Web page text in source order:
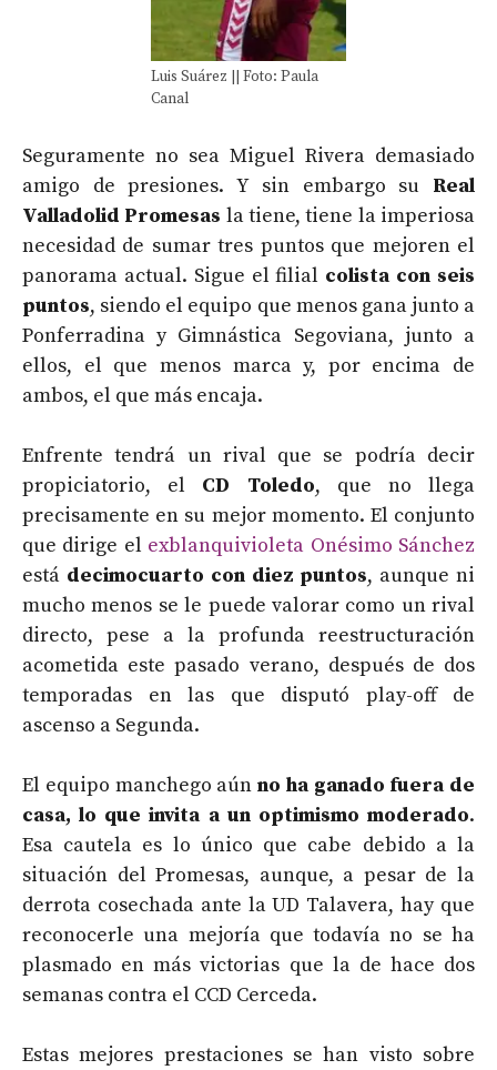
Luis Suárez || Foto: Paula
Canal
Seguramente no sea Miguel Rivera demasiado
amigo de presiones. Y sin embargo su Real
Valladolid Promesas la tiene, tiene la imperiosa
necesidad de sumar tres puntos que mejoren el
panorama actual. Sigue el filial colista con seis
puntos, siendo el equipo que menos gana junto a
Ponferradina y Gimnástica Segoviana, junto a
ellos, el que menos marca y, por encima de
ambos, el que más encaja.
Enfrente tendrá un rival que se podría decir
propiciatorio, el CD Toledo, que no llega
precisamente en su mejor momento. El conjunto
que dirige el exblanquivioleta Onésimo Sánchez
está decimocuarto con diez puntos, aunque ni
mucho menos se le puede valorar como un rival
directo, pese a la profunda reestructuración
acometida este pasado verano, después de dos
temporadas en las que disputó play-off de
ascenso a Segunda.
El equipo manchego aún no ha ganado fuera de
casa, lo que invita a un optimismo moderado.
Esa cautela es lo único que cabe debido a la
situación del Promesas, aunque, a pesar de la
derrota cosechada ante la UD Talavera, hay que
reconocerle una mejoría que todavía no se ha
plasmado en más victorias que la de hace dos
semanas contra el CCD Cerceda.
Estas mejores prestaciones se han visto sobre